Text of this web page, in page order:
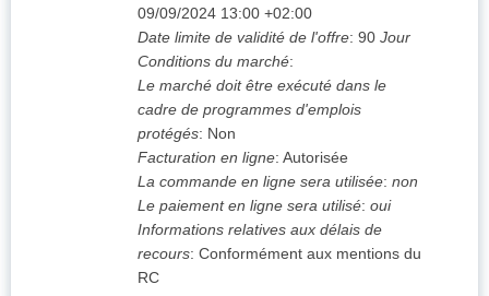
09/09/2024 13:00 +02:00
Date limite de validité de l'offre: 90 Jour
Conditions du marché:
Le marché doit être exécuté dans le
cadre de programmes d'emplois
protégés: Non
Facturation en ligne: Autorisée
La commande en ligne sera utilisée: non
Le paiement en ligne sera utilisé: oui
Informations relatives aux délais de
recours: Conformément aux mentions du
RC